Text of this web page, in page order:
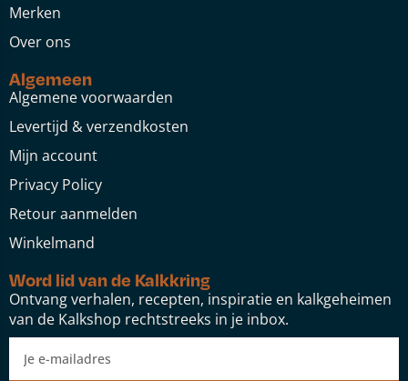
Merken
Over ons
Algemeen
Algemene voorwaarden
Levertijd & verzendkosten
Mijn account
Privacy Policy
Retour aanmelden
Winkelmand
Word lid van de Kalkkring
Ontvang verhalen, recepten, inspiratie en kalkgeheimen
van de Kalkshop rechtstreeks in je inbox.